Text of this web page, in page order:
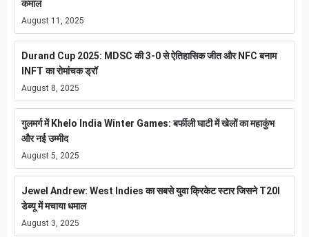
कमाल
August 11, 2025
Durand Cup 2025: MDSC की 3-0 से ऐतिहासिक जीत और NFC बनाम
INFT का रोमांचक ड्रॉ
August 8, 2025
गुलमर्ग में Khelo India Winter Games: बर्फीली घाटी में खेलों का महाकुंभ
और नई उम्मीद
August 5, 2025
Jewel Andrew: West Indies का सबसे युवा क्रिकेट स्टार जिसने T20I
डेब्यू में मचाया धमाल
August 3, 2025